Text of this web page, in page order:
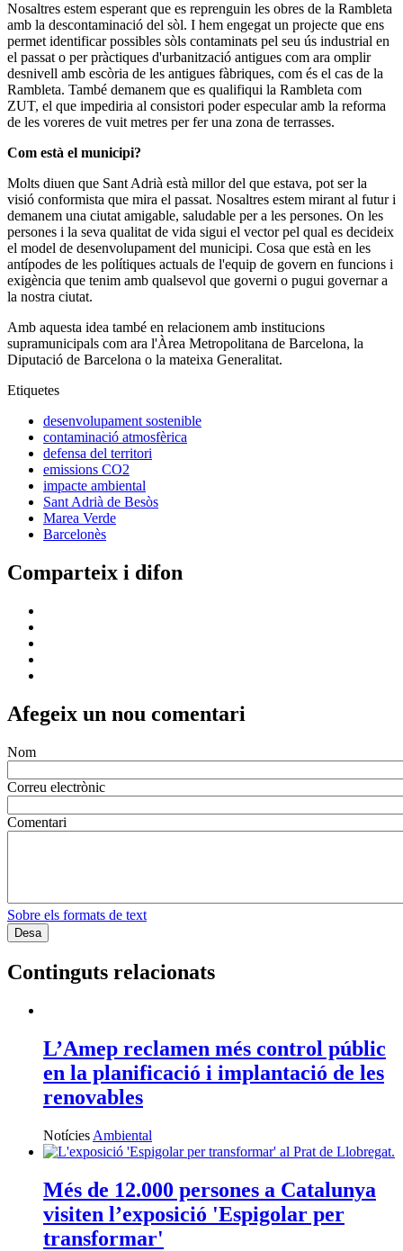
Nosaltres estem esperant que es reprenguin les obres de la Rambleta
amb la descontaminació del sòl. I hem engegat un projecte que ens
permet identificar possibles sòls contaminats pel seu ús industrial en
el passat o per pràctiques d'urbanització antigues com ara omplir
desnivell amb escòria de les antigues fàbriques, com és el cas de la
Rambleta. També demanem que es qualifiqui la Rambleta com
ZUT, el que impediria al consistori poder especular amb la reforma
de les voreres de vuit metres per fer una zona de terrasses.
Com està el municipi?
Molts diuen que Sant Adrià està millor del que estava, pot ser la
visió conformista que mira el passat. Nosaltres estem mirant al futur i
demanem una ciutat amigable, saludable per a les persones. On les
persones i la seva qualitat de vida sigui el vector pel qual es decideix
el model de desenvolupament del municipi. Cosa que està en les
antípodes de les polítiques actuals de l'equip de govern en funcions i
exigència que tenim amb qualsevol que governi o pugui governar a
la nostra ciutat.
Amb aquesta idea també en relacionem amb institucions
supramunicipals com ara l'Àrea Metropolitana de Barcelona, la
Diputació de Barcelona o la mateixa Generalitat.
Etiquetes
desenvolupament sostenible
contaminació atmosfèrica
defensa del territori
emissions CO2
impacte ambiental
Sant Adrià de Besòs
Marea Verde
Barcelonès
Comparteix i difon
Afegeix un nou comentari
Nom
Correu electrònic
Comentari
Sobre els formats de text
Continguts relacionats
L’Amep reclamen més control públic
en la planificació i implantació de les
renovables
Notícies Ambiental
Més de 12.000 persones a Catalunya
visiten l’exposició 'Espigolar per
transformar'